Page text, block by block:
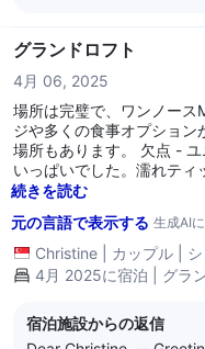
much appreciated. We
suggestion with the
during future upgrades. -- It is wonderful to know that
location in Symbiosis
Rapid Transit station as
shops within the same
stay. Many guests find
living and immediate
time, work commitments,
you once again for your
グランドロフト
4月 06, 2025
場所は完璧で、ワンノース
ジや多くの食事オプショ
場所もあります。 欠点 - ユニットの床はべたついていて、髪の毛が
いっぱいでした。濡れティ
ティッシュはひどく汚れて
て、掃除されていないメ
で詰まっています。私の夫
し始め、子供たちに発疹が
は素晴らしいです。
続きを読む
元の言語で表示する 生成AI
Christine カップル
4月 2025に宿泊 | グラ
宿泊施設からの返信